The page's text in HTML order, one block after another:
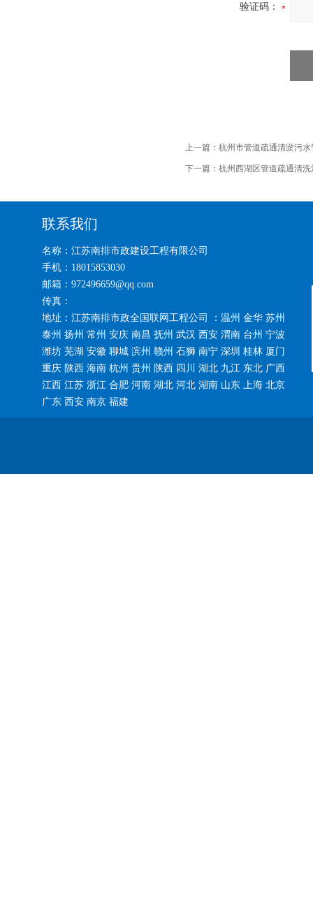
验证码：
上一篇： 杭州市管道疏通清淤污
下一篇： 杭州西湖区管道疏通清洗
联系我们
名称：江苏南排市政建设工程有限公司
手机：18015853030
邮箱：972496659@qq.com
传真：
地址：江苏南排市政全国联网工程公司 ：温州 金华 苏州
泰州 扬州 常州 安庆 南昌 抚州 武汉 西安 渭南 台州 宁波
潍坊 芜湖 安徽 聊城 滨州 赣州 石狮 南宁 深圳 桂林 厦门
重庆 陕西 海南 杭州 贵州 陕西 四川 湖北 九江 东北 广西
江西 江苏 浙江 合肥 河南 湖北 河北 湖南 山东 上海 北京
广东 西安 南京 福建